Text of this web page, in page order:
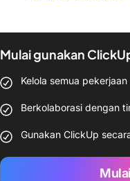
Mulai gunakan
Kelola semua
Berkolaborasi dengan
Gunakan ClickUp
Mulai